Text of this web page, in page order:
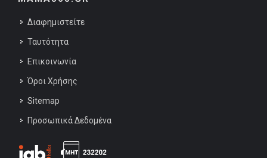
Διαφημιστείτε
Ταυτότητα
Επικοινωνία
Όροι Χρήσης
Sitemap
Προσωπικά Δεδομένα